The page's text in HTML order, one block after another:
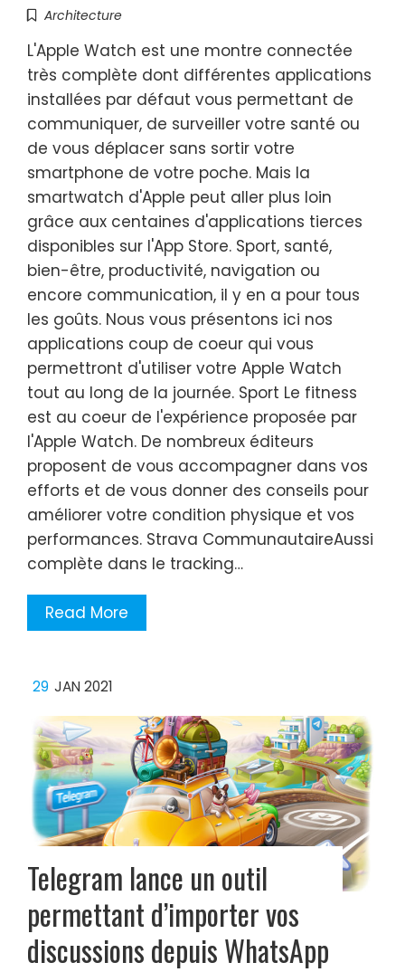
Architecture
L'Apple Watch est une montre connectée
très complète dont différentes applications
installées par défaut vous permettant de
communiquer, de surveiller votre santé ou
de vous déplacer sans sortir votre
smartphone de votre poche. Mais la
smartwatch d'Apple peut aller plus loin
grâce aux centaines d'applications tierces
disponibles sur l'App Store. Sport, santé,
bien-être, productivité, navigation ou
encore communication, il y en a pour tous
les goûts. Nous vous présentons ici nos
applications coup de coeur qui vous
permettront d'utiliser votre Apple Watch
tout au long de la journée. Sport Le fitness
est au coeur de l'expérience proposée par
l'Apple Watch. De nombreux éditeurs
proposent de vous accompagner dans vos
efforts et de vous donner des conseils pour
améliorer votre condition physique et vos
performances. Strava CommunautaireAussi
complète dans le tracking…
Read More
29 JAN 2021
Telegram lance un outil
permettant d’importer vos
discussions depuis WhatsApp